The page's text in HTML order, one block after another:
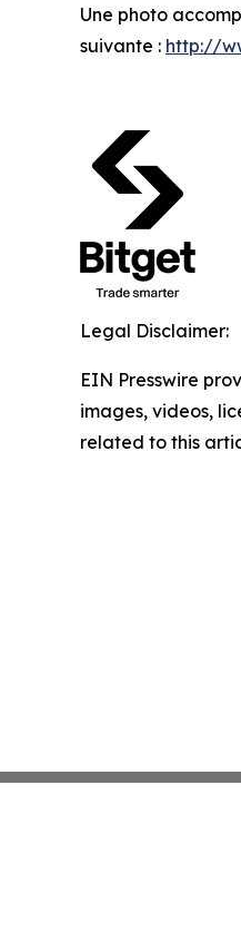
Une photo
suivante : http://
Legal Disclaimer:
EIN Presswire
images, videos,
related to this